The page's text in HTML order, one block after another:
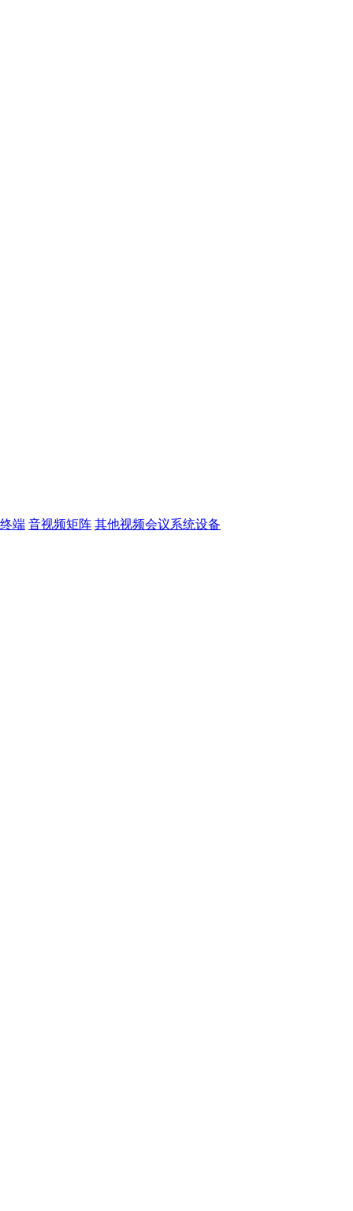
端 音视频矩阵 其他视频会议系统设备